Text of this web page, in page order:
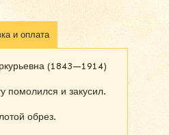
и оплата
(1843—1914)
помолился и закусил.
обрез.